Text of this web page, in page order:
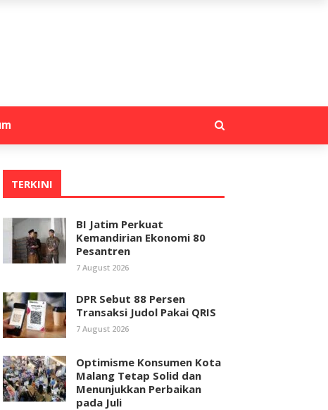
TERKINI
BI Jatim Perkuat
Kemandirian Ekonomi 80
Pesantren
7 August 2026
DPR Sebut 88 Persen
Transaksi Judol Pakai QRIS
7 August 2026
Optimisme Konsumen Kota
Malang Tetap Solid dan
Menunjukkan Perbaikan
pada Juli